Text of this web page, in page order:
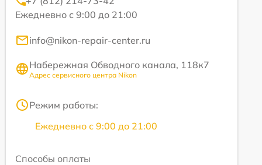
Ежедневно с 9:00 до 21:00
info@nikon-repair-center.ru
Набережная Обводного канала, 118к7
Адрес сервисного центра Nikon
Режим работы:
Ежедневно с 9:00 до 21:00
Способы оплаты